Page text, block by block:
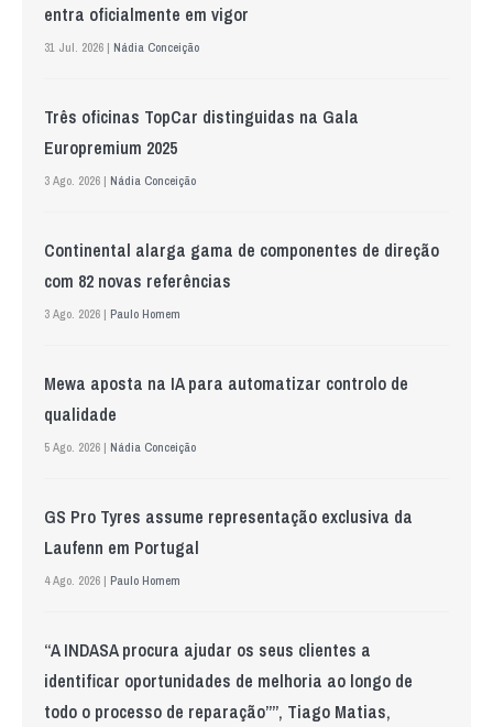
entra oficialmente em vigor
31 Jul. 2026 | Nádia Conceição
Três oficinas TopCar distinguidas na Gala
Europremium 2025
3 Ago. 2026 | Nádia Conceição
Continental alarga gama de componentes de direção
com 82 novas referências
3 Ago. 2026 | Paulo Homem
Mewa aposta na IA para automatizar controlo de
qualidade
5 Ago. 2026 | Nádia Conceição
GS Pro Tyres assume representação exclusiva da
Laufenn em Portugal
4 Ago. 2026 | Paulo Homem
“A INDASA procura ajudar os seus clientes a
identificar oportunidades de melhoria ao longo de
todo o processo de reparação””, Tiago Matias,